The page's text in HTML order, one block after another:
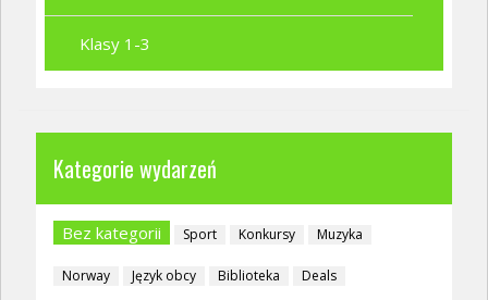
Klasy 1-3
Kategorie wydarzeń
Bez kategorii Sport Konkursy Muzyka
Norway Język obcy Biblioteka Deals